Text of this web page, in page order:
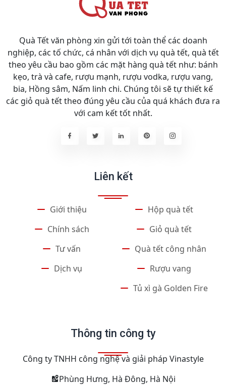
Quà Tết văn phòng xin gửi tới toàn thể các doanh
nghiệp, các tố chức, cá nhân với dịch vụ quà tết, quà tết
theo yêu cầu bao gồm các mặt hàng quà tết như: bánh
kẹo, trà và cafe, rượu mạnh, rượu vodka, rượu vang,
bia, Hồng sâm, Nấm linh chi. Chúng tôi sẽ tự thiết kế
các giỏ quà tết theo đúng yêu cầu của quá khách đưa ra
với cam kết tốt nhất.
Liên kết
Giới thiệu
Chính sách
Tư vấn
Dịch vụ
Hộp quà tết
Giỏ quà tết
Quà tết công nhân
Rượu vang
Tủ xì gà Golden Fire
Thông tin công ty
Công ty TNHH công nghệ và giải pháp Vinastyle
Phùng Hưng, Hà Đông, Hà Nội